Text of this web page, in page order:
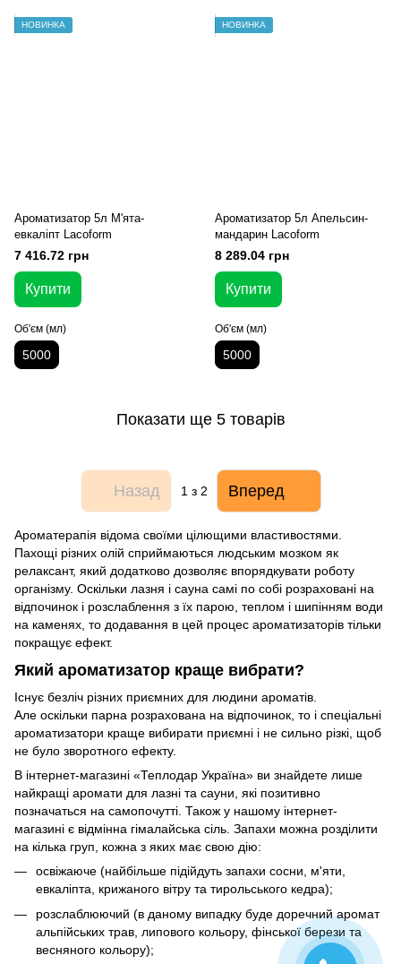
НОВИНКА
Ароматизатор 5л М'ята-
евкаліпт Lacoform
7 416.72 грн
Купити
Об'єм (мл)
5000
НОВИНКА
Ароматизатор 5л Апельсин-
мандарин Lacoform
8 289.04 грн
Купити
Об'єм (мл)
5000
Показати ще 5 товарів
Назад 1 з 2 Вперед
Ароматерапія відома своїми цілющими властивостями.
Пахощі різних олій сприймаються людським мозком як
релаксант, який додатково дозволяє впорядкувати роботу
організму. Оскільки лазня і сауна самі по собі розраховані на
відпочинок і розслаблення з їх парою, теплом і шипінням води
на каменях, то додавання в цей процес ароматизаторів тільки
покращує ефект.
Який ароматизатор краще вибрати?
Існує безліч різних приємних для людини ароматів.
Але оскільки парна розрахована на відпочинок, то і спеціальні
ароматизатори краще вибирати приємні і не сильно різкі, щоб
не було зворотного ефекту.
В інтернет-магазині «Теплодар Україна» ви знайдете лише
найкращі аромати для лазні та сауни, які позитивно
позначаться на самопочутті. Також у нашому інтернет-
магазині є відмінна гімалайська сіль. Запахи можна розділити
на кілька груп, кожна з яких має свою дію:
освіжаюче (найбільше підійдуть запахи сосни, м'яти,
евкаліпта, крижаного вітру та тирольського кедра);
розслаблюючий (в даному випадку буде доречний аромат
альпійських трав, липового кольору, фінської берези та
весняного кольору);